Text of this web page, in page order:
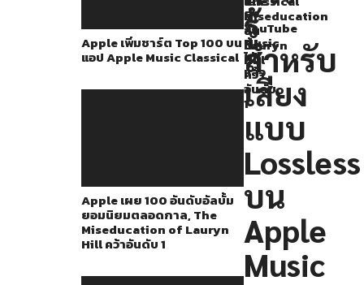
Apple เพิ่มชาร์ต Top 100 บน
แอป Apple Music Classical
Apple เผย 100 อันดับอัลบั้ม
ยอมนิยมตลอดกาล, The
Miseducation of Lauryn
Hill คว้าอันดับ 1
รู้
สำหรับ
เสียง
แบบ
Lossless
บน
Apple
Music
และ
สิ่ง
ที่
ควร
รู้
เกี่ยว
กับ
เสียง
แบบ
Lossless
ที่
กำลัง
ยัง
YouTube
Music
ได้
แล้ว
Miseducation
of
Lauryn
Hill
คว้า
อันดับ
1
ซี
ซั่น
นี้